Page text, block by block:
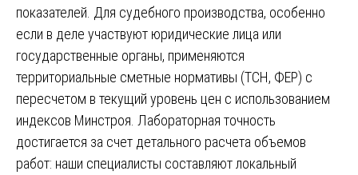
показателей. Для судебного производства, особенно
если в деле участвуют юридические лица или
государственные органы, применяются
территориальные сметные нормативы (ТСН, ФЕР) с
пересчетом в текущий уровень цен с использованием
индексов Минстроя. Лабораторная точность
достигается за счет детального расчета объемов
работ: наши специалисты составляют локальный